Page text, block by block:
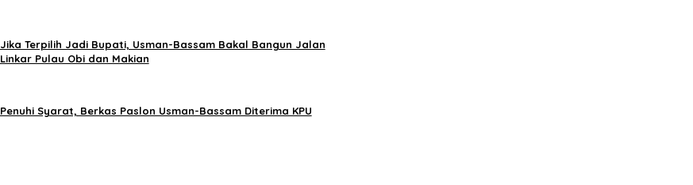
Jika Terpilih Jadi Bupati, Usman-Bassam Bakal Bangun Jalan
Linkar Pulau Obi dan Makian
Penuhi Syarat, Berkas Paslon Usman-Bassam Diterima KPU